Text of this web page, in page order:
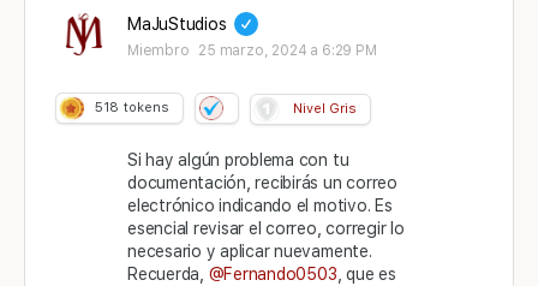
MaJuStudios
Miembro 25 marzo, 2024 a 6:29 PM
518 tokens Nivel Gris
Si hay algún problema con tu
documentación, recibirás un correo
electrónico indicando el motivo. Es
esencial revisar el correo, corregir lo
necesario y aplicar nuevamente.
Recuerda, @Fernando0503 , que es